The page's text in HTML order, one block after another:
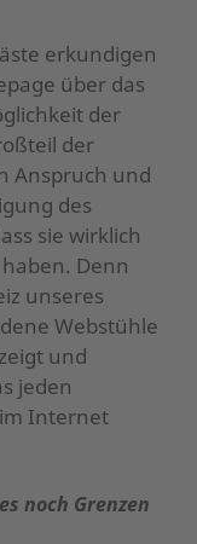
erkundigen
über das
der
der
Anspruch und
des
sie wirklich
Denn
unseres
Webstühle
und
jeden
Internet
noch Grenzen